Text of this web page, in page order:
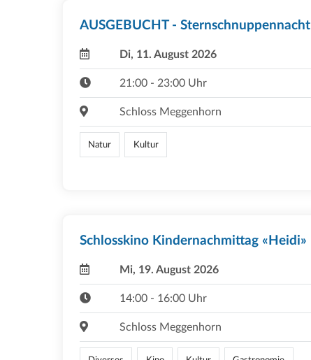
AUSGEBUCHT - Sternschnuppennacht
Di, 11. August 2026
21:00 - 23:00 Uhr
Schloss Meggenhorn
Natur Kultur
Schlosskino Kindernachmittag «Heidi»
Mi, 19. August 2026
14:00 - 16:00 Uhr
Schloss Meggenhorn